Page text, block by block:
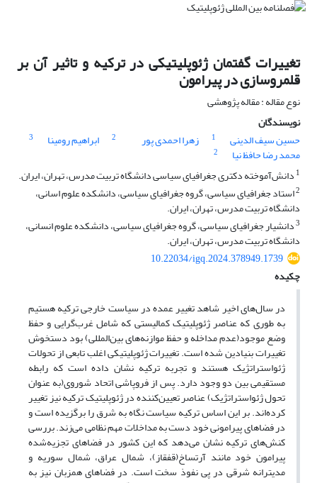
تغییرات گفتمان ژئوپلیتیکی در ترکیه و تاثیر آن بر
قلمروسازی در پیرامون
نوع مقاله : مقاله پژوهشی
نویسندگان
حسین سیف الدینی
1 زهرا احمدی پور 2 ابراهیم رومینا 3
محمد رضا حافظ نیا
2
1 دانش‌آموخته دکتری جغرافیای سیاسی دانشگاه تربیت مدرس، تهران، ایران.
2استاد جغرافیای سیاسی، گروه جغرافیای سیاسی، دانشکده علوم اسانی،
دانشگاه تربیت مدرس، تهران، ایران.
3دانشیار جغرافیای سیاسی، گروه جغرافیای سیاسی، دانشکده علوم انسانی،
دانشگاه تربیت مدرس، تهران، ایران.
10.22034/igq.2024.378949.1739
چکیده
در سال‌های اخیر شاهد تغییر عمده در سیاست خارجی ترکیه هستیم
به طوری که عناصر ژئوپلیتیک کمالیستی که شامل غرب‌گرایی و حفظ
وضع موجود(عدم مداخله و حفظ موازنه‌های بین‌المللی) بود دستخوش
تغییرات بنیادین شده است. تغییرات ژئوپلیتیکی اغلب تابعی از تحولات
ژئواستراتژیک هستند و تجربه ترکیه نشان داده است که رابطه
مستقیمی بین دو وجود دارد. پس از فروپاشی اتحاد شوروی(به عنوان
تحول ژئواستراتژیک) عناصر تعیین‌کننده در ژئوپلیتیک ترکیه نیز تغییر
کرده‌اند. بر این اساس ترکیه سیاست نگاه به شرق را برگزیده است و
در فضاهای پیرامونی خود دست به مداخلات مهم نظامی می‌زند. بررسی
کنش‌های ترکیه نشان می‌دهد که این کشور در فضاهای تجزیه‌شده
پیرامون خود مانند آرتساخ(قفقاز)، شمال عراق، شمال سوریه و
مدیترانه شرقی در پی نفوذ سخت است. در فضاهای همزبان نیز به